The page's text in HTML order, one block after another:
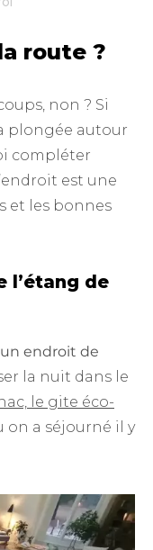
route ?
non ? Si
plongée autour
compléter
est une
et les bonnes
l’étang de
endroit de
la nuit dans le
le gite éco-
on a séjourné il y